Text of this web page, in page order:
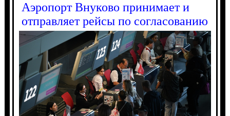
Аэропорт Внуково принимает и
отправляет рейсы по согласованию